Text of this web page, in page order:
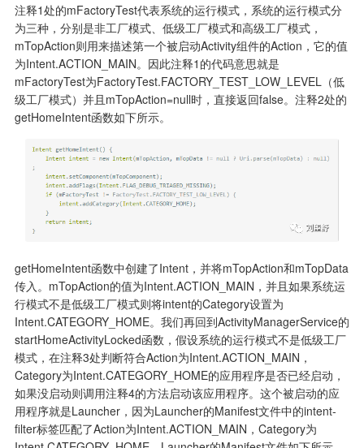
注释1处的mFactoryTest代表系统的运行模式，系统的运行模式分
为三种，分别是非工厂模式、低级工厂模式和高级工厂模式，
mTopAction则用来描述第一个被启动Activity组件的Action，它的值
为Intent.ACTION_MAIN。因此注释1的代码意思就是
mFactoryTest为FactoryTest.FACTORY_TEST_LOW_LEVEL（低
级工厂模式）并且mTopAction=null时，直接返回false。注释2处的
getHomeIntent函数如下所示。
getHomeIntent函数中创建了Intent，并将mTopAction和mTopData
传入。mTopAction的值为Intent.ACTION_MAIN，并且如果系统运
行模式不是低级工厂模式则将intent的Category设置为
Intent.CATEGORY_HOME。我们再回到ActivityManagerService的
startHomeActivityLocked函数，假设系统的运行模式不是低级工厂
模式，在注释3处判断符合Action为Intent.ACTION_MAIN，
Category为Intent.CATEGORY_HOME的应用程序是否已经启动，
如果没启动则调用注释4的方法启动该应用程序。这个被启动的应
用程序就是Launcher，因为Launcher的Manifest文件中的intent-
filter标签匹配了Action为Intent.ACTION_MAIN，Category为